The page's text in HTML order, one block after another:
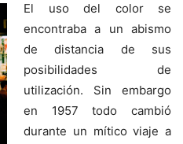
El uso del color se
encontraba a un abismo
de distancia de sus
posibilidades de
utilización. Sin embargo
en 1957 todo cambió
durante un mítico viaje a